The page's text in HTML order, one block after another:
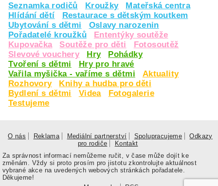
Seznamka rodičů Kroužky
Mateřská centra
Hlídání dětí
Restaurace s dětským koutkem
Ubytování s dětmi
Oslavy narozenin
Pořadatelé kroužků
Ententýky soutěže
Kupovačka
Soutěže pro děti
Fotosoutěž
Slevové vouchery
Hry
Pohádky
Tvoření s dětmi
Hry pro hravé
Vařila myšička - vaříme s dětmi
Aktuality
Rozhovory
Knihy a hudba pro děti
Bydlení s dětmi
Videa
Fotogalerie
Testujeme
O nás Reklama Mediální partnerství Spolupracujeme
Odkazy
pro rodiče
Kontakt
Za správnost informací nemůžeme ručit, v čase může dojít ke
změnám. Vždy si proto prosím pro jistotu zkontrolujte aktuálnost
vybrané akce na uvedených webových stránkách pořadatele.
Děkujeme!